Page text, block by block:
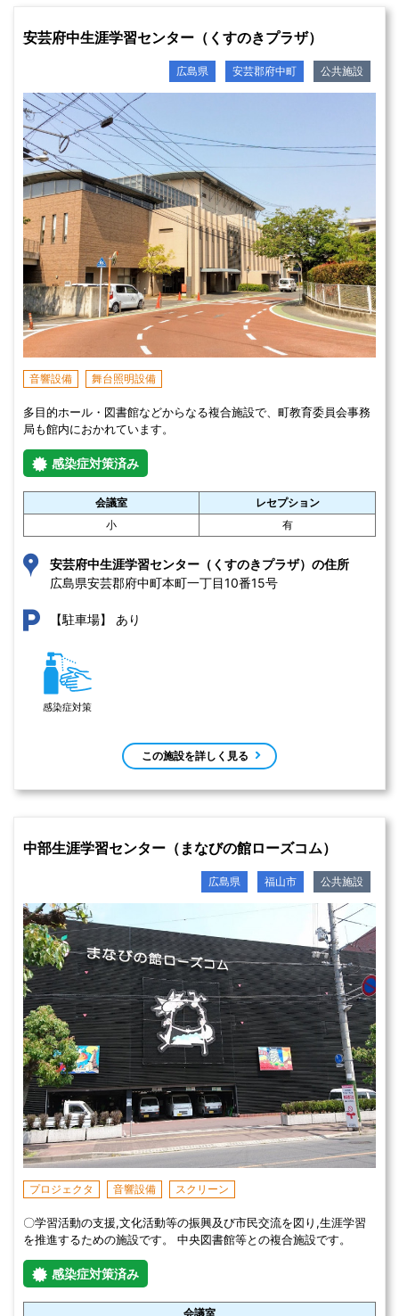
安芸府中生涯学習センター（くすのきプラザ）
広島県 安芸郡府中町 公共施設
音響設備 舞台照明設備
多目的ホール・図書館などからなる複合施設で、町教育委員会事務
局も館内におかれています。
感染症対策済み
会議室
レセプション
小
有
安芸府中生涯学習センター（くすのきプラザ）の住所
広島県安芸郡府中町本町一丁目10番15号
【駐車場】 あり
感染症対策
この施設を詳しく見る
中部生涯学習センター（まなびの館ローズコム）
広島県 福山市 公共施設
プロジェクタ 音響設備 スクリーン
〇学習活動の支援,文化活動等の振興及び市民交流を図り,生涯学習
を推進するための施設です。 中央図書館等との複合施設です。
感染症対策済み
会議室